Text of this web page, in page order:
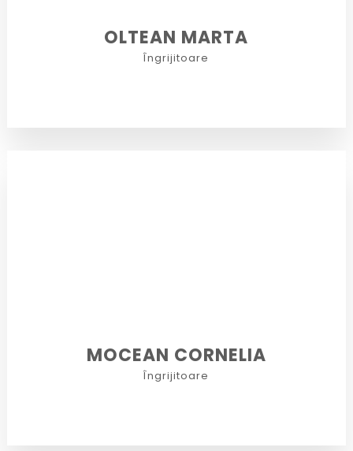
OLTEAN MARTA
Îngrijitoare
MOCEAN CORNELIA
Îngrijitoare